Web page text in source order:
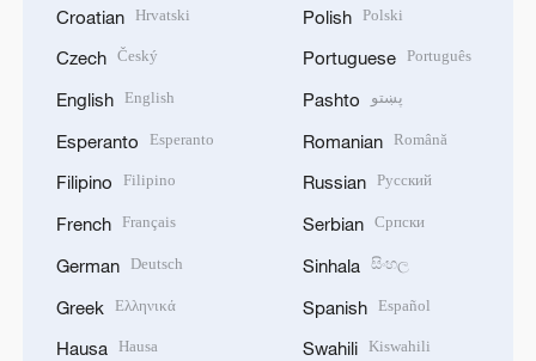
Croatian Hrvatski
Czech Český
English English
Esperanto Esperanto
Filipino Filipino
French Français
German Deutsch
Greek Ελληνικά
Hausa Hausa
Polish Polski
Portuguese Português
Pashto پښتو
Romanian Română
Russian Русский
Serbian Српски
Sinhala සිංහල
Spanish Español
Swahili Kiswahili